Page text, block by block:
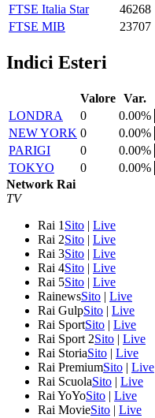
FTSE Italia Star
46268
FTSE MIB
23707
Indici Esteri
Valore Var.
LONDRA
0
0.00%
NEW YORK 0
0.00%
PARIGI
0
0.00%
TOKYO
0
0.00%
Network Rai
TV
Rai 1 Sito | Live
Rai 2Sito | Live
Rai 3Sito | Live
Rai 4Sito | Live
Rai 5Sito | Live
RainewsSito | Live
Rai GulpSito | Live
Rai SportSito | Live
Rai Sport 2Sito | Live
Rai StoriaSito | Live
Rai PremiumSito | Live
Rai ScuolaSito | Live
Rai YoYoSito | Live
Rai MovieSito | Live